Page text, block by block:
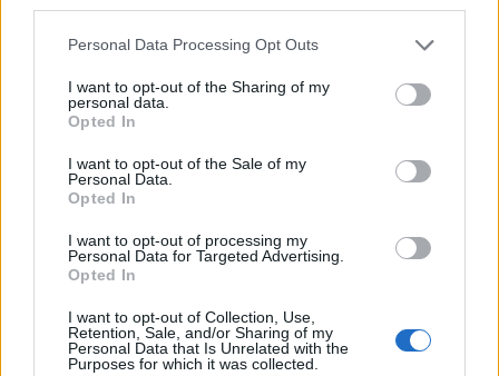
Please note that this website/app uses one or more Google
not limited to your visit or usage behaviour. You may click to
grant or deny consent to Google and its third-party tags to
use your data for below specified purposes in below Google
consent section.
Personal Data Processing Opt Outs
I want to opt-out of the Sharing of my
personal data.
Opted In
I want to opt-out of the Sale of my
Personal Data.
Opted In
I want to opt-out of processing my
Personal Data for Targeted Advertising.
Opted In
I want to opt-out of Collection, Use,
Retention, Sale, and/or Sharing of my
Personal Data that Is Unrelated with the
Purposes for which it was collected.
Zárjuk be a plázákat! –
Podcast Zacher Gáborral
Felelőtlen állampolgároktól zsúfolt plázák, elmaradt
mentális járványfelkészítés és nemzeti elhízás.
a magyar pálinka hungarikum, akkor a magyar
alkoholista miért nem az? Megnyitás Spotify-ban
Megnyitás Apple Podcasts-ben Megnyitás…